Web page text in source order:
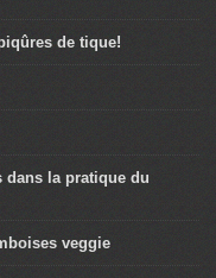
de tique!
dans la pratique du
veggie